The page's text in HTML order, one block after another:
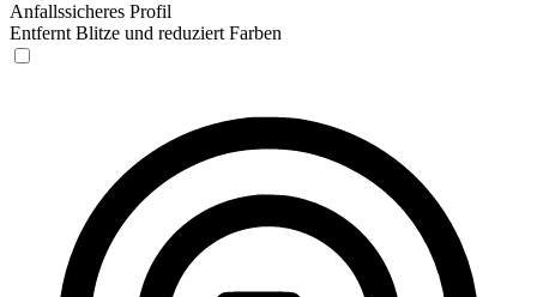
Anfallssicheres Profil
Entfernt Blitze und reduziert Farben